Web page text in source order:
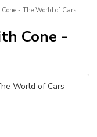
- The World of Cars
Cone -